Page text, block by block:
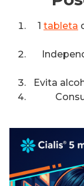
1 tableta
Evita